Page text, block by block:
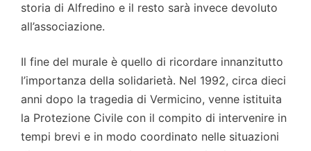
storia di Alfredino e il resto sarà invece devoluto
all’associazione.
Il fine del murale è quello di ricordare innanzitutto
l’importanza della solidarietà. Nel 1992, circa dieci
anni dopo la tragedia di Vermicino, venne istituita
la Protezione Civile con il compito di intervenire in
tempi brevi e in modo coordinato nelle situazioni